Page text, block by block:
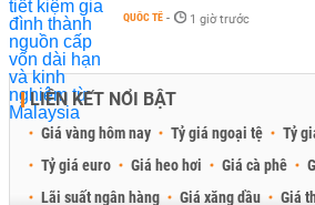
QUỐC TẾ - 1 giờ trước
LIÊN KẾT NỔI BẬT
Giá vàng hôm nay Tỷ giá ngoại tệ Tỷ
Tỷ giá euro
Giá heo hơi Giá cà phê
Lãi suất ngân hàng
Giá xăng dầu Giá